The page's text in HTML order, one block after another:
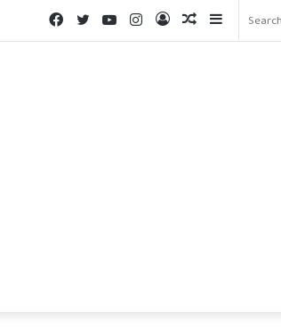
Sidebar
Random
Log
Instagram
YouTube
Twitter
Facebook